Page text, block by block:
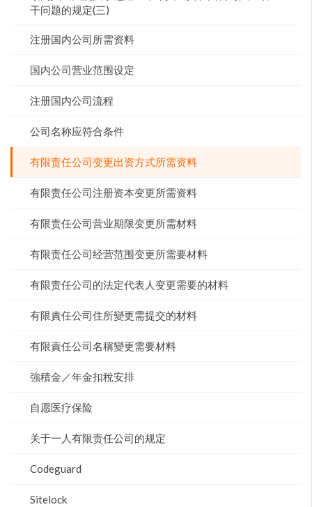
干问题的规定(三)
注册国内公司所需资料
国内公司营业范围设定
注册国内公司流程
公司名称应符合条件
有限责任公司变更出资方式所需资料
有限责任公司注册资本变更所需资料
有限责任公司营业期限变更所需材料
有限责任公司经营范围变更所需要材料
有限责任公司的法定代表人变更需要的材料
有限責任公司住所變更需提交的材料
有限責任公司名稱變更需要材料
強積金／年金扣稅安排
自愿医疗保险
关于一人有限责任公司的规定
Codeguard
Sitelock